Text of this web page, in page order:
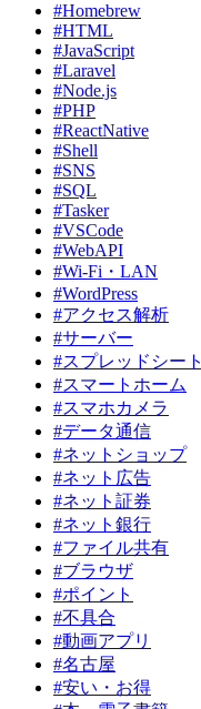
#Homebrew
#HTML
#JavaScript
#Laravel
#Node.js
#PHP
#ReactNative
#Shell
#SNS
#SQL
#Tasker
#VSCode
#WebAPI
#Wi-Fi・LAN
#WordPress
#アクセス解析
#サーバー
#スプレッドシート
#スマートホーム
#スマホカメラ
#データ通信
#ネットショップ
#ネット広告
#ネット証券
#ネット銀行
#ファイル共有
#ブラウザ
#ポイント
#不具合
#動画アプリ
#名古屋
#安い・お得